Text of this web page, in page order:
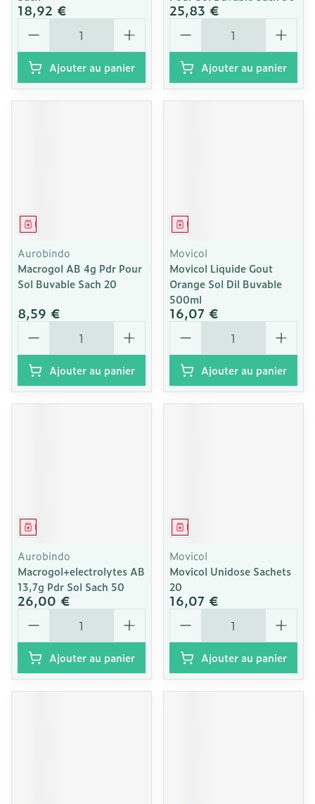
18,92 €
Quantité
Ajouter au panier
25,83 €
Quantité
Ajouter au panier
Médicament
Aurobindo
Macrogol AB 4g Pdr Pour
Sol Buvable Sach 20
8,59 €
Quantité
Ajouter au panier
Médicament
Movicol
Movicol Liquide Gout
Orange Sol Dil Buvable
500ml
16,07 €
Quantité
Ajouter au panier
Médicament
Aurobindo
Macrogol+electrolytes AB
13,7g Pdr Sol Sach 50
26,00 €
Quantité
Ajouter au panier
Médicament
Movicol
Movicol Unidose Sachets
20
16,07 €
Quantité
Ajouter au panier